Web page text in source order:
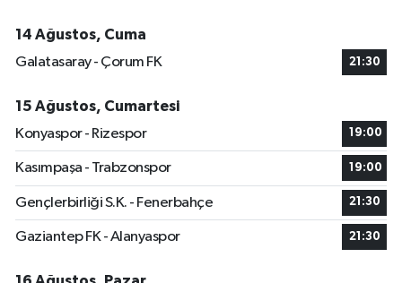
14 Ağustos, Cuma
Galatasaray - Çorum FK
21:30
15 Ağustos, Cumartesi
Konyaspor - Rizespor
19:00
Kasımpaşa - Trabzonspor 19:00
Gençlerbirliği S.K. - Fenerbahçe 21:30
Gaziantep FK - Alanyaspor 21:30